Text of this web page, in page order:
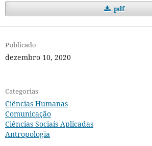
pdf
Publicado
dezembro 10, 2020
Categorias
Ciências Humanas
Comunicação
Ciências Sociais Aplicadas
Antropologia